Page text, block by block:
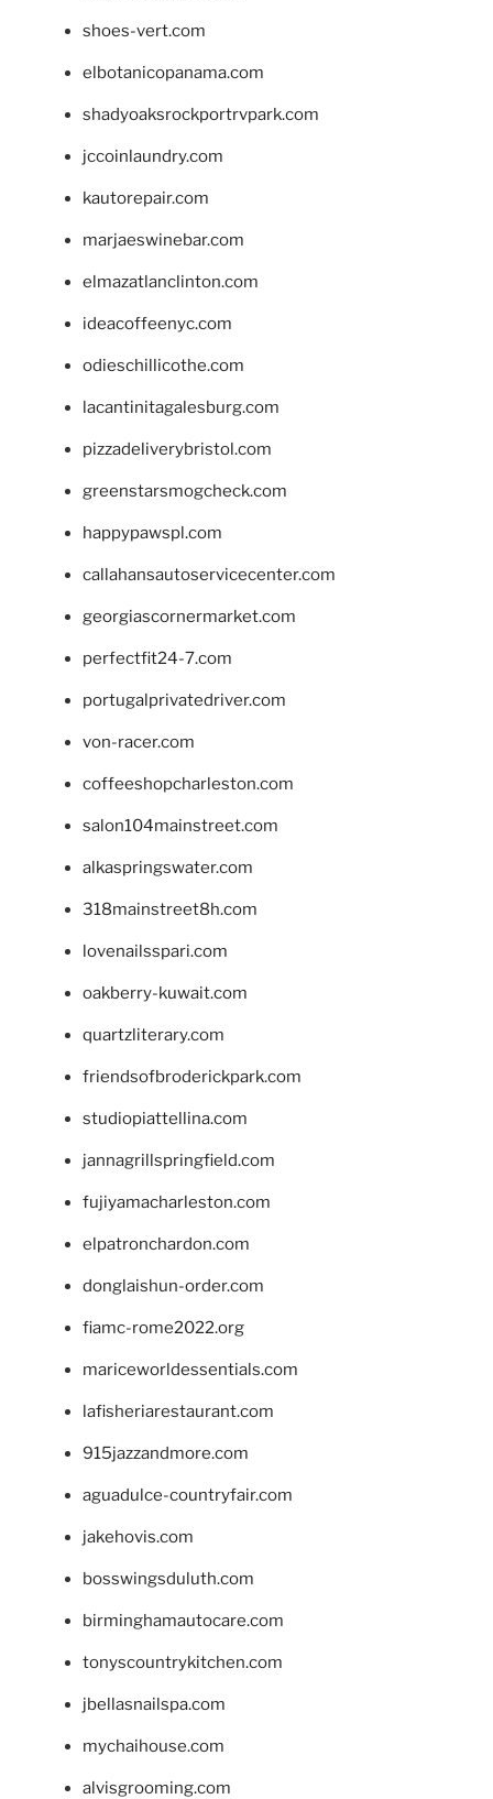
shoes-vert.com
elbotanicopanama.com
shadyoaksrockportrvpark.com
jccoinlaundry.com
kautorepair.com
marjaeswinebar.com
elmazatlanclinton.com
ideacoffeenyc.com
odieschillicothe.com
lacantinitagalesburg.com
pizzadeliverybristol.com
greenstarsmogcheck.com
happypawspl.com
callahansautoservicecenter.com
georgiascornermarket.com
perfectfit24-7.com
portugalprivatedriver.com
von-racer.com
coffeeshopcharleston.com
salon104mainstreet.com
alkaspringswater.com
318mainstreet8h.com
lovenailsspari.com
oakberry-kuwait.com
quartzliterary.com
friendsofbroderickpark.com
studiopiattellina.com
jannagrillspringfield.com
fujiyamacharleston.com
elpatronchardon.com
donglaishun-order.com
fiamc-rome2022.org
mariceworldessentials.com
lafisheriarestaurant.com
915jazzandmore.com
aguadulce-countryfair.com
jakehovis.com
bosswingsduluth.com
birminghamautocare.com
tonyscountrykitchen.com
jbellasnailspa.com
mychaihouse.com
alvisgrooming.com